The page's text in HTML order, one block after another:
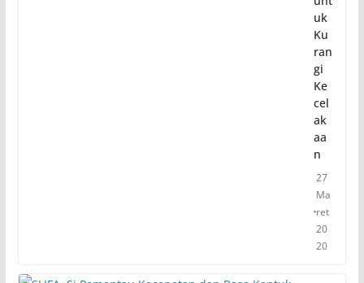
uk
Ku
ran
gi
Ke
cel
ak
aa
n
27
Ma
ret
20
20